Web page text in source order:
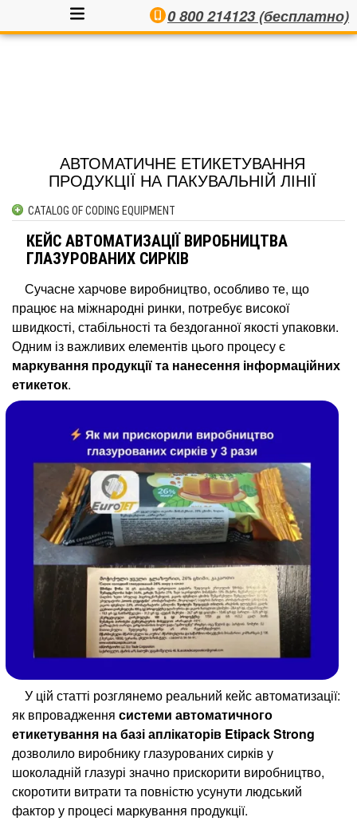
0 800 214123 (бесплатно)
АВТОМАТИЧНЕ ЕТИКЕТУВАННЯ
ПРОДУКЦІЇ НА ПАКУВАЛЬНІЙ ЛІНІЇ
CATALOG OF CODING EQUIPMENT
INKJET CODERS
AUTOMATIC LABELLERS
PRINT & APPLY SYSTEMS
LASER CODERS
CONTACTS
МЕТАЛОДЕТЕКТОРИ ПРОМИСЛОВІ
X-RAY INSPECTION
КЕЙС АВТОМАТИЗАЦІЇ ВИРОБНИЦТВА
ГЛАЗУРОВАНИХ СИРКІВ
Сучасне харчове виробництво, особливо те, що
працює на міжнародні ринки, потребує високої
швидкості, стабільності та бездоганної якості упаковки.
Одним із важливих елементів цього процесу є
маркування продукції та нанесення інформаційних
етикеток.
У цій статті розглянемо реальний кейс автоматизації:
як впровадження системи автоматичного
етикетування на базі аплікаторів Etipack Strong
дозволило виробнику глазурованих сирків у
шоколадній глазурі значно прискорити виробництво,
скоротити витрати та повністю усунути людський
фактор у процесі маркування продукції.